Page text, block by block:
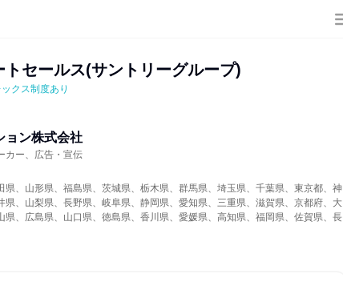
セールス(サントリーグループ)
クス制度あり
ョン株式会社
カー、広告・宣伝
、山形県、福島県、茨城県、栃木県、群馬県、埼玉県、千葉県、東京都、神
、山梨県、長野県、岐阜県、静岡県、愛知県、三重県、滋賀県、京都府、大
県、広島県、山口県、徳島県、香川県、愛媛県、高知県、福岡県、佐賀県、長